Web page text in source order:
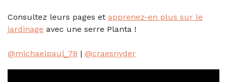
Consultez leurs pages et apprenez-en plus sur le
jardinage avec une serre Planta !
@michaelpaul_78 | @craesnyder